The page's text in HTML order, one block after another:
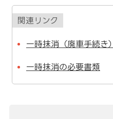
関連リンク
一時抹消（廃車手続き）
一時抹消の必要書類